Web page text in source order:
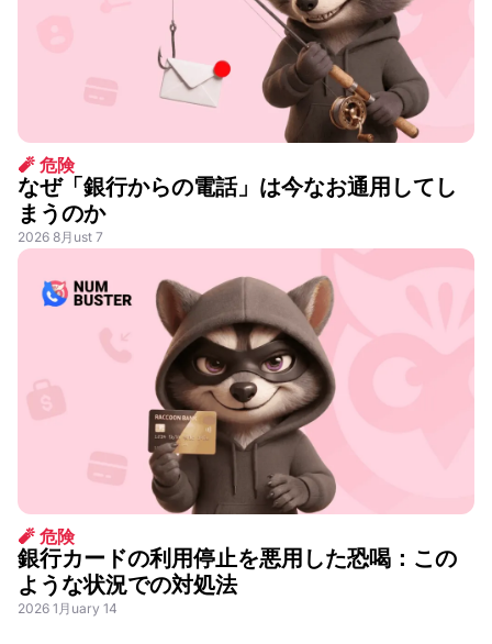
🧨 危険
なぜ「銀行からの電話」は今なお通用してし
まうのか
2026 8月ust 7
🧨 危険
銀行カードの利用停止を悪用した恐喝：この
ような状況での対処法
2026 1月uary 14